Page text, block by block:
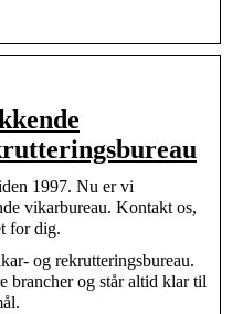
1997. Nu er vi
vikarbureau. Kontakt os,
for dig.
og rekrutteringsbureau.
brancher og står altid klar til